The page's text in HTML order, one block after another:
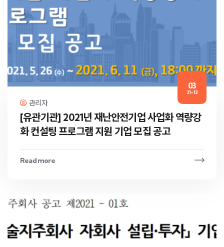
03
21-12
관리자
[유관기관] 2021년 재난안전기업 사업화 역량강
화 컨설팅 프로그램 지원 기업 모집 공고
Read more